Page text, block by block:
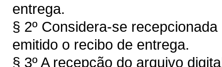
entrega.
§ 2º Considera-se
emitido o recibo de entrega.
§ 3º A recepção do arquivo